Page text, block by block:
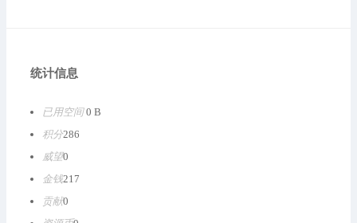
统计信息
已用空间0 B
积分286
威望0
金钱217
贡献0